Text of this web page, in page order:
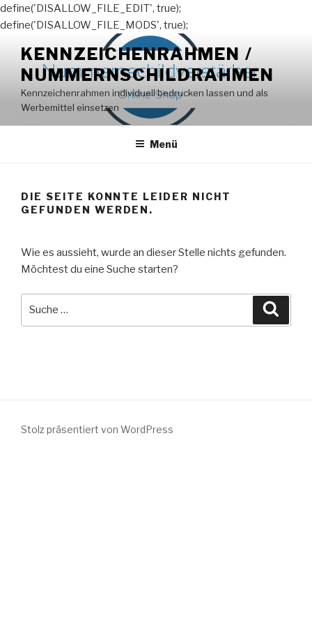
define('DISALLOW_FILE_EDIT', true);
define('DISALLOW_FILE_MODS', true);
Inhalt
springen
KENNZEICHENRAHMEN /
NUMMERNSCHILDRAHMEN
Kennzeichenrahmen individuell bedrucken lassen und als
Werbemittel einsetzen
Menü
DIE SEITE KONNTE LEIDER NICHT
GEFUNDEN WERDEN.
Wie es aussieht, wurde an dieser Stelle nichts gefunden.
Möchtest du eine Suche starten?
Stolz präsentiert von WordPress